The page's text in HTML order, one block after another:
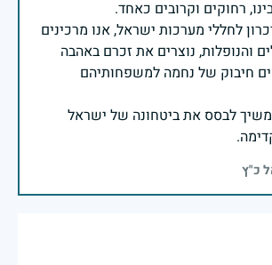
לחללי מערכות ישראל, אנו מרכינים
והנופלות, נוצרים את זכרם באהבה
חיבוק של נחמה למשפחותיהם
לבסס את ביטחונה של ישראל
כ"ץ